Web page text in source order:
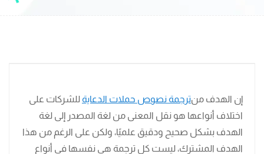
إن الهدف منترجمة نصوص حملات الدعاية للشركات على
اختلاف أنواعها هو نقل المعنى من لغة المصدر إلى لغة
الهدف بشكل صحيح ودقيق علميًا، ولكن على الرغم من هذا
الهدف المشترك، ليست كل ترجمة هي نفسها في أنواع